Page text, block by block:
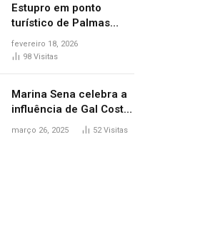
Estupro em ponto
turístico de Palmas
ocorreu em frente à
viatura e base de
fevereiro 18, 2026
98 Visitas
Marina Sena celebra a
influência de Gal Costa
na arte do álbum
março 26, 2025 52Visitas